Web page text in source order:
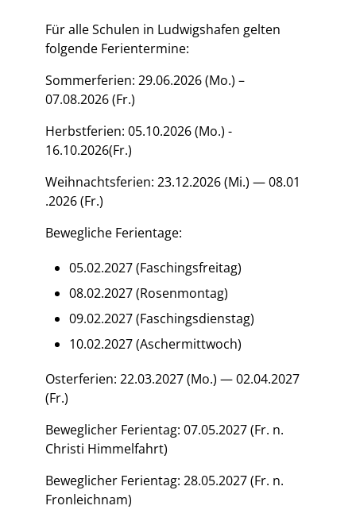
Für alle Schulen in Ludwigshafen gelten
folgende Ferientermine:
Sommerferien: 29.06.2026 (Mo.) –
07.08.2026 (Fr.)
Herbstferien: 05.10.2026 (Mo.) -
16.10.2026(Fr.)
Weihnachtsferien: 23.12.2026 (Mi.) — 08.01
.2026 (Fr.)
Bewegliche Ferientage:
05.02.2027 (Faschingsfreitag)
08.02.2027 (Rosenmontag)
09.02.2027 (Faschingsdienstag)
10.02.2027 (Aschermittwoch)
Osterferien: 22.03.2027 (Mo.) — 02.04.2027
(Fr.)
Beweglicher Ferientag: 07.05.2027 (Fr. n.
Christi Himmelfahrt)
Beweglicher Ferientag: 28.05.2027 (Fr. n.
Fronleichnam)